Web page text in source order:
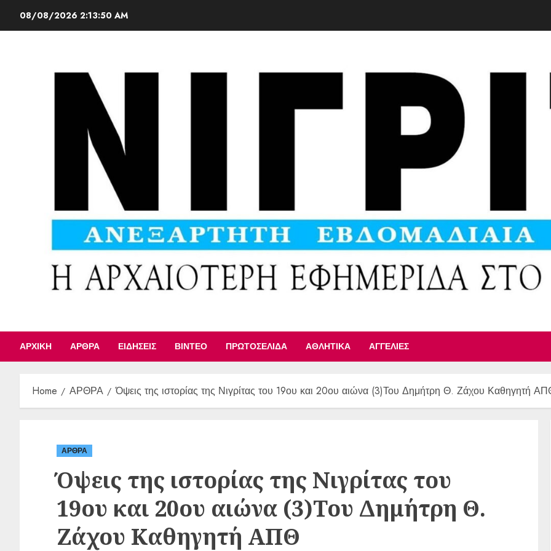
08/08/2026 2:13:51 AM
ΑΡΧΙΚΉ ΆΡΘΡΑ ΕΙΔΉΣΕΙΣ ΒΊΝΤΕΟ ΠΡΩΤΟΣΈΛΙΔΑ ΑΘΛΗΤΙΚΆ ΑΓΓΕΛΊΕΣ
Home ΑΡΘΡΑ Όψεις της ιστορίας της Νιγρίτας του 19ου και 20ου αιώνα (3)Του Δημήτρη Θ. Ζάχου Καθηγητή
ΑΡΘΡΑ
Όψεις της ιστορίας της Νιγρίτας του
19ου και 20ου αιώνα (3)Του Δημήτρη Θ.
Ζάχου Καθηγητή ΑΠΘ